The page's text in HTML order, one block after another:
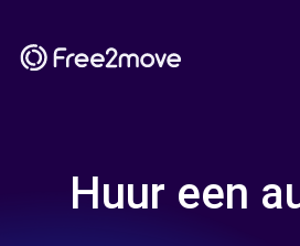
Huur een